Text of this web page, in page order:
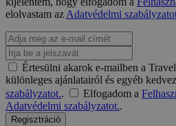
elolvastam azAdatvédelmi
Értesülni akarok e-mailben a
különleges ajánlatairól és egyéb
szabályzatot.. Elfogadom a
Adatvédelmi szabályzatot..
Regisztráció